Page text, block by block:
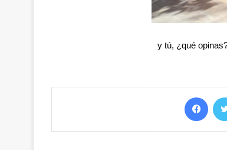
y tú, ¿qué